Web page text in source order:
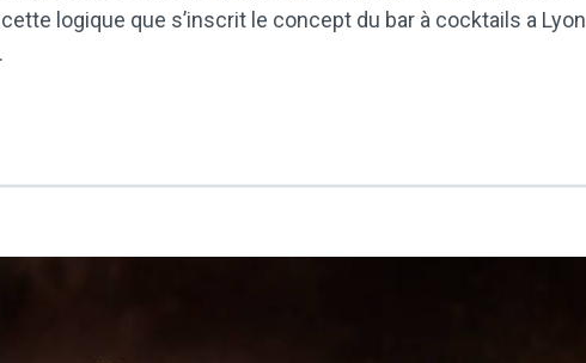
logique que s’inscrit le concept du bar à cocktails a Lyon